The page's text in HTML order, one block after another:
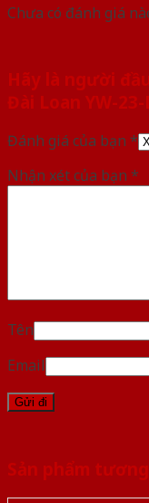
Chưa có đánh giá
Hãy là người
Đài Loan YW-23-
Đánh giá của bạn *
Nhận xét của bạn *
Tên
Email
Sản phẩm